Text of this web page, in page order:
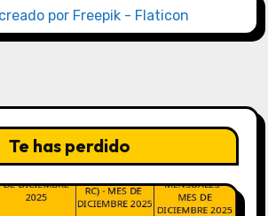
por Freepik - Flaticon
Te has perdido